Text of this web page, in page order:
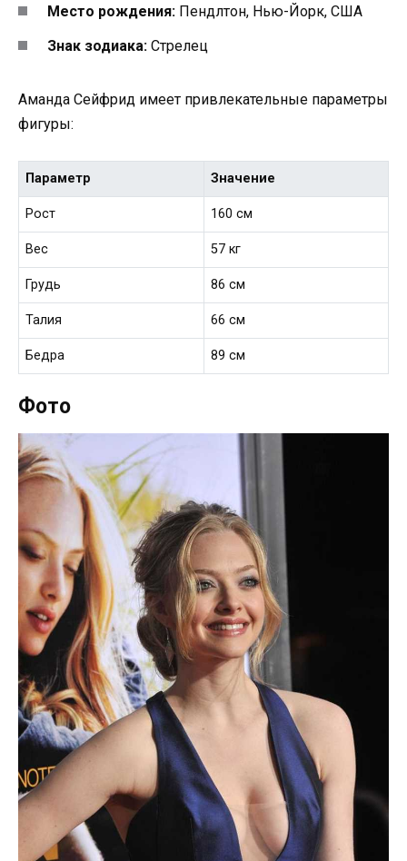
Место рождения: Пендлтон, Нью-Йорк, США
Знак зодиака: Стрелец
Аманда Сейфрид имеет привлекательные параметры
фигуры:
Параметр Значение
Рост 160 см
Вес 57 кг
Грудь 86 см
Талия 66 см
Бедра 89 см
Фото